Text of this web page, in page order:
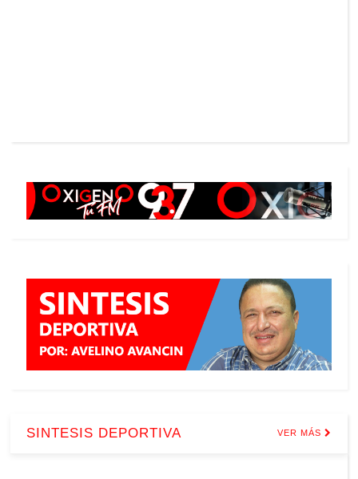
SINTESIS DEPORTIVA VER MÁS